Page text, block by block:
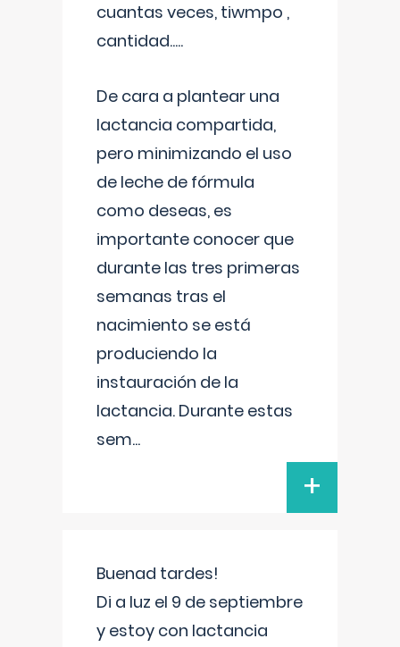
cuantas veces, tiwmpo ,
cantidad.....
De cara a plantear una
lactancia compartida,
pero minimizando el uso
de leche de fórmula
como deseas, es
importante conocer que
durante las tres primeras
semanas tras el
nacimiento se está
produciendo la
instauración de la
lactancia. Durante estas
sem...
+
Buenad tardes!
Di a luz el 9 de septiembre
y estoy con lactancia